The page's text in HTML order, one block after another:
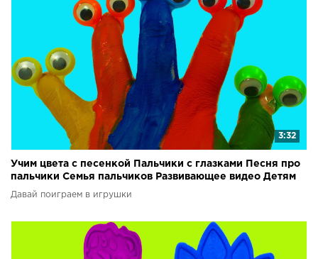
3:32
Учим цвета с песенкой Пальчики с глазками Песня про
пальчики Семья пальчиков Развивающее видео Детям
Давай поиграем в игрушки